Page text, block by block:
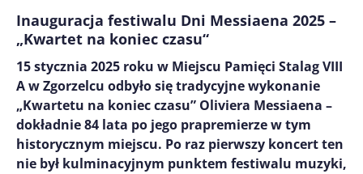
Inauguracja festiwalu Dni Messiaena 2025 –
„Kwartet na koniec czasu“
15 stycznia 2025 roku w Miejscu Pamięci Stalag VIII
A w Zgorzelcu odbyło się tradycyjne wykonanie
„Kwartetu na koniec czasu” Oliviera Messiaena –
dokładnie 84 lata po jego prapremierze w tym
historycznym miejscu. Po raz pierwszy koncert ten
nie był kulminacyjnym punktem festiwalu muzyki,